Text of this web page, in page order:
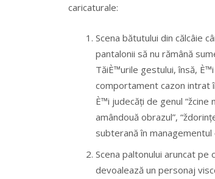
caricaturale:
Scena bătutului din călcâie
pantalonii să nu rămână
TăiÈ™urile gestului, însă,
comportament cazon intrat
È™i judecăți de genul “žcine
amândouă obrazul”,
subterană în
Scena paltonului aruncat pe
devoalează un personaj